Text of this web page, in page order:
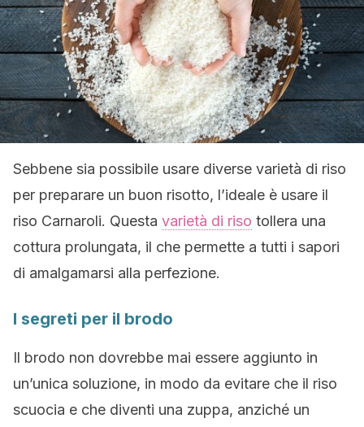
Sebbene sia possibile usare diverse varietà di riso
per preparare un buon risotto, l’ideale è usare il
riso Carnaroli. Questa varietà di riso tollera una
cottura prolungata, il che permette a tutti i sapori
di amalgamarsi alla perfezione.
I segreti per il brodo
Il brodo non dovrebbe mai essere aggiunto in
un’unica soluzione, in modo da evitare che il riso
scuocia e che diventi una zuppa, anziché un